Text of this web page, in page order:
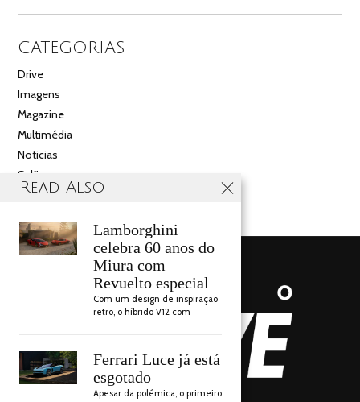
CATEGORIAS
Drive
Imagens
Magazine
Multimédia
Noticias
Salão
Videos
AUTO DRIVE 2018
Read Also
Lamborghini
celebra 60 anos do
Miura com
Revuelto especial
Com um design de inspiração
retro, o híbrido V12 com
Ferrari Luce já está
esgotado
Apesar da polémica, o primeiro